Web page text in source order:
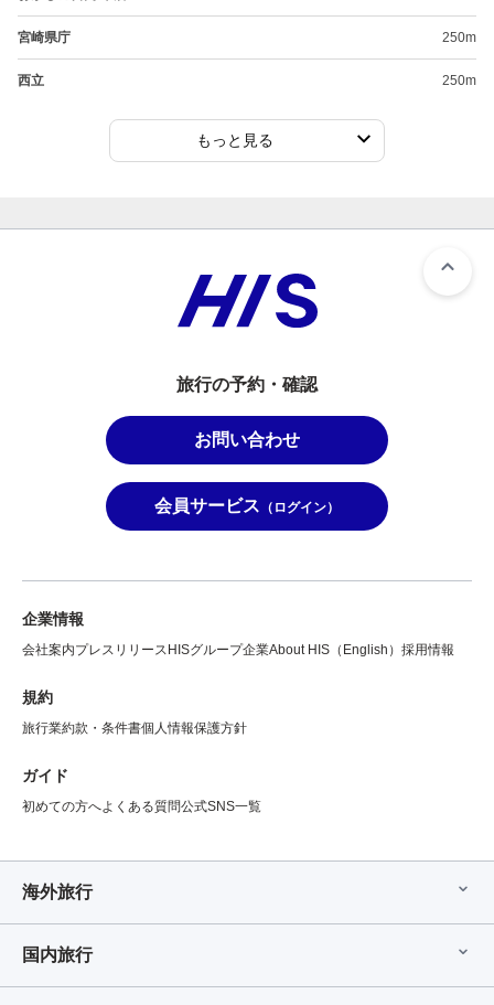
宮崎県庁 250m
西立 250m
もっと見る
旅行の予約・確認
お問い合わせ
会員サービス （ログイン）
企業情報
会社案内プレスリリース HISグループ企業About HIS（English） 採用情報
規約
旅行業約款・条件書個人情報保護方針
ガイド
初めての方へよくある質問公式SNS一覧
海外旅行
国内旅行